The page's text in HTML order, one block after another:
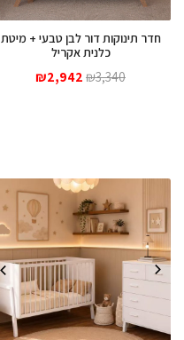
חדר תינוקות דור לבן טבעי + מיטת
כלנית אקריל
₪3,340
המחיר₪2,942
המחיר